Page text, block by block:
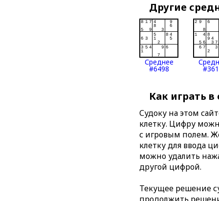
Другие
Среднее
#6498
Как играть
Судоку на этом
клетку. Цифру
с игровым полем.
клетку для ввода
можно удалить
другой цифрой.
Текущее решение